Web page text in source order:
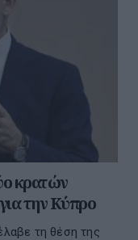
κρατών
την Κύπρο
τη θέση της